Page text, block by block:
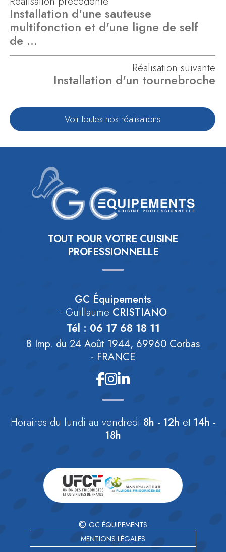
Installation d'une sauteuse
multifonction et d'une ligne de self
de …
Réalisation suivante
Installation d'un tournebroche
Voir toutes nos réalisations
TOUT POUR VOTRE CUISINE
PROFESSIONNELLE
GC Équipements
- Guillaume CRISTIANO
Tél : 06 17 68 18 11
8 Imp. du 24 Août 1944, 69960 Corbas
- FRANCE
Horaires du lundi au vendredi 8h - 12h et 14h -
18h
© GC ÉQUIPEMENTS
MENTIONS LÉGALES